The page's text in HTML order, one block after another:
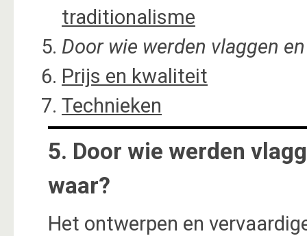
traditionalisme
Door wie werden vlaggen
Prijs en kwaliteit
Technieken
5. Door wie werden
waar?
Het ontwerpen en